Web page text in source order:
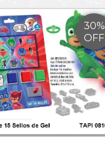
30%
OFF